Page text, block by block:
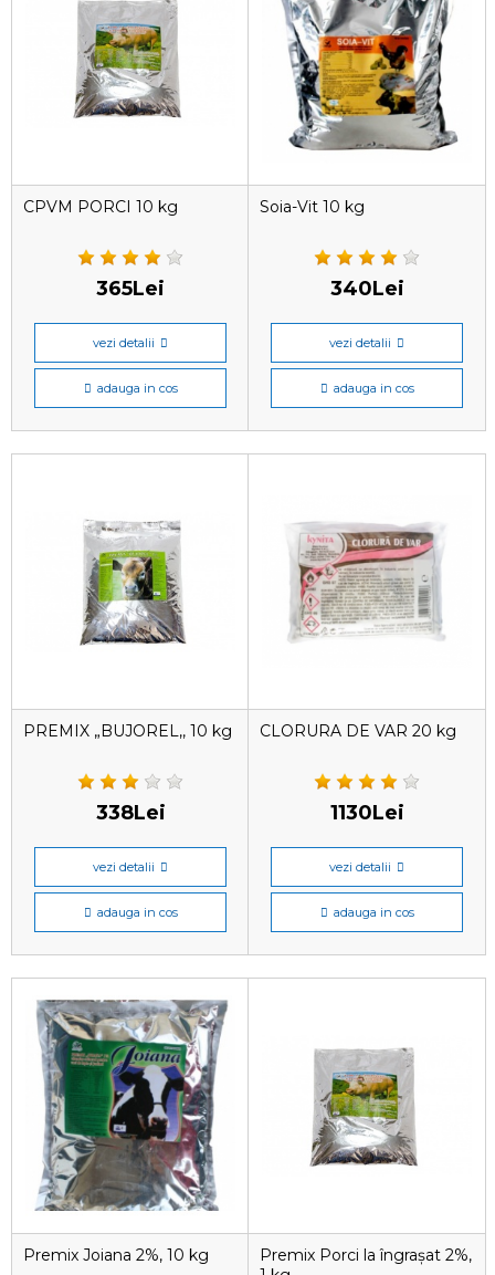
CPVM PORCI 10 kg
365Lei
vezi detalii
adauga in cos
Soia-Vit 10 kg
340Lei
vezi detalii
adauga in cos
PREMIX „BUJOREL,, 10 kg
338Lei
vezi detalii
adauga in cos
CLORURA DE VAR 20 kg
1130Lei
vezi detalii
adauga in cos
Premix Joiana 2%, 10 kg
Premix Porci la îngrașat 2%,